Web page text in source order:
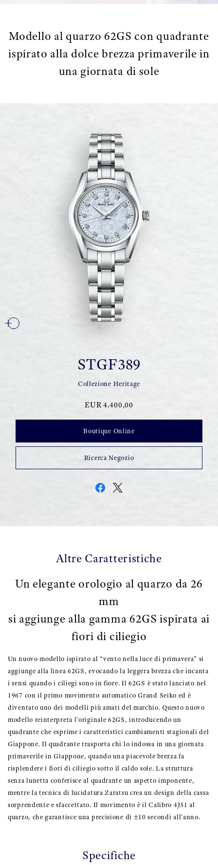
Modello al quarzo 62GS con quadrante
ispirato alla dolce brezza primaverile in
una giornata di sole
STGF389
Collezione Heritage
EUR 4.400,00
Boutique Online
Ricerca Negozio
Altre Caratteristiche
Un elegante orologio al quarzo da 26
mm
si aggiunge alla gamma 62GS ispirata ai
fiori di ciliegio
Un nuovo modello ispirato al “vento nella luce di primavera” si
aggiunge alla linea 62GS, evocando la leggera brezza che incanta
i sensi quando i ciliegi sono in fiore. Il 62GS è stato lanciato nel
1967 con il primo movimento automatico Grand Seiko ed è
diventato uno dei modelli più amati del marchio. Questo nuovo
modello reinterpreta l'originale 62GS, introducendo un
quadrante che esprime i caratteristici cambiamenti stagionali del
Giappone. Il quadrante trasporta chi lo indossa in una giornata
primaverile in Giappone, quando una piacevole brezza fa
risplendere i fiori di ciliegio sotto il caldo sole. La struttura
senza lunetta conferisce al quadrante un aspetto imponente,
mentre la tecnica di lucidatura Zaratsu crea un design della cassa
sorprendente e sfaccettato. Il movimento è il Calibro 4J51 al
quarzo, che garantisce una precisione di ±10 secondi all'anno.
Specifiche